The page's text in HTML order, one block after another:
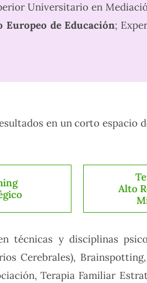
Universitario en
de Educación;
en un corto espacio
Alto
técnicas y disciplinas
Cerebrales),
Terapia Familiar